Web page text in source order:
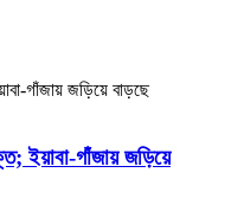
ইয়াবা-গাঁজায় জড়িয়ে